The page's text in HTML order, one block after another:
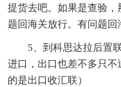
提货去吧。如果是查验
题回海关放行。有问题回
5、到科思达拉后置
进口，出口也差不多只
的是出口收汇联）